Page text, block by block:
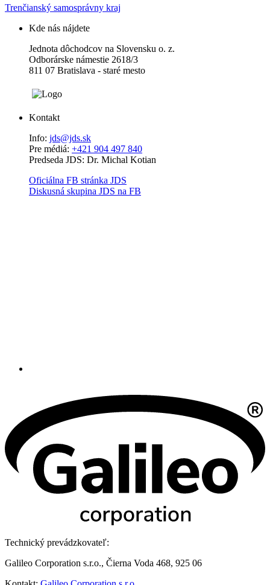
Trenčianský samosprávny kraj
Kde nás nájdete
Jednota dôchodcov na Slovensku o. z.
Odborárske námestie 2618/3
811 07 Bratislava - staré mesto
Kontakt
Info: jds@jds.sk
Pre médiá: +421 904 497 840
Predseda JDS: Dr. Michal Kotian
Oficiálna FB stránka JDS
Diskusná skupina JDS na FB
Technický prevádzkovateľ:
Galileo Corporation s.r.o., Čierna Voda 468, 925 06